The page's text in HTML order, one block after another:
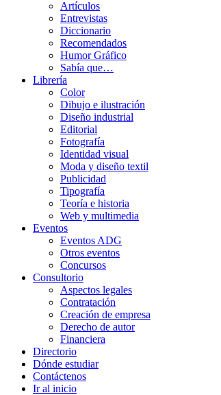
Artículos
Entrevistas
Diccionario
Recomendados
Humor Gráfico
Sabía que…
Librería
Color
Dibujo e ilustración
Diseño industrial
Editorial
Fotografía
Identidad visual
Moda y diseño textil
Publicidad
Tipografía
Teoría e historia
Web y multimedia
Eventos
Eventos ADG
Otros eventos
Concursos
Consultorio
Aspectos legales
Contratación
Creación de empresa
Derecho de autor
Financiera
Directorio
Dónde estudiar
Contáctenos
Ir al inicio